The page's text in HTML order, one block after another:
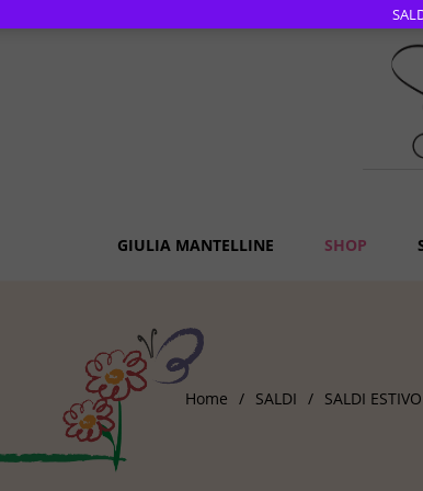
GIULIA MANTELLINE SHOP
Home / SALDI / SALDI ESTIVO